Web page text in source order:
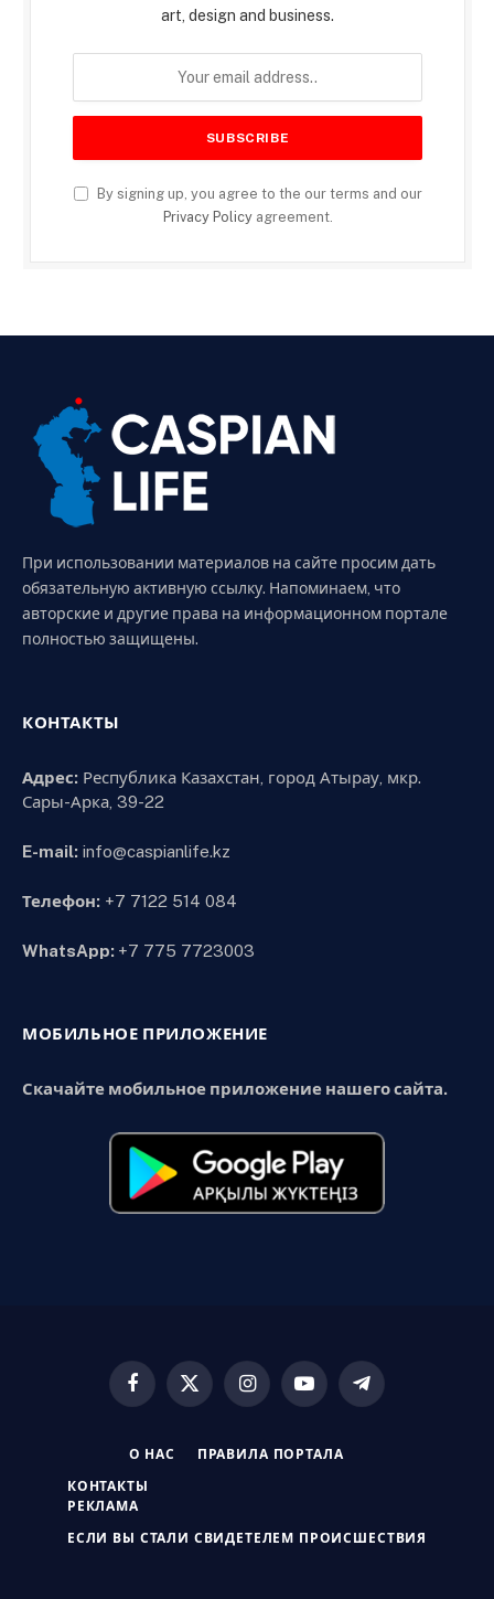
art, design and business.
By signing up, you agree to the our terms and our
Privacy Policyagreement.
При использовании материалов на сайте просим дать
обязательную активную ссылку. Напоминаем, что
авторские и другие права на информационном портале
полностью защищены.
КОНТАКТЫ
Адрес: Республика Казахстан, город Атырау, мкр.
Сары-Арка, 39-22
E-mail: info@caspianlife.kz
Телефон: +7 7122 514 084
WhatsApp: +7 775 7723003
МОБИЛЬНОЕ ПРИЛОЖЕНИЕ
Скачайте мобильное приложение нашего сайта.
Facebook
X
InstagramYouTubeTelegram
О НАС ПРАВИЛА ПОРТАЛА
КОНТАКТЫ
РЕКЛАМА
ЕСЛИ ВЫ СТАЛИ СВИДЕТЕЛЕМ ПРОИСШЕСТВИЯ